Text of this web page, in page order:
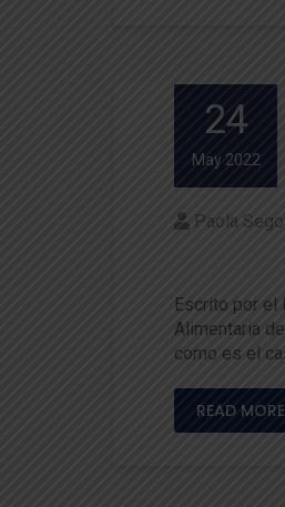
24
May 2022
Paola
Escrito por el
Alimentaria
como es el
READ MORE